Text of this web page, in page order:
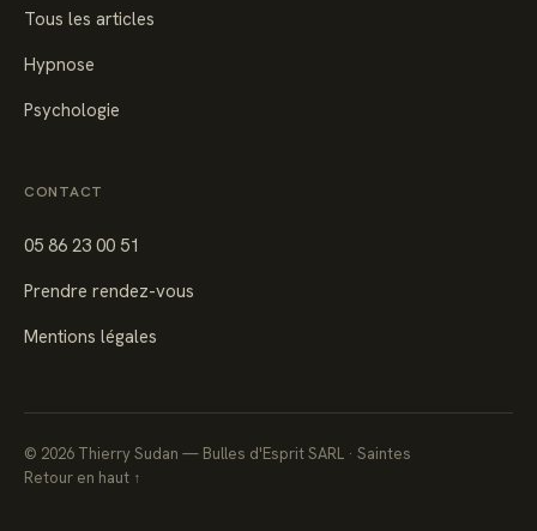
Tous les articles
Hypnose
Psychologie
CONTACT
05 86 23 00 51
Prendre rendez-vous
Mentions légales
© 2026 Thierry Sudan — Bulles d'Esprit SARL · Saintes
Retour en haut ↑